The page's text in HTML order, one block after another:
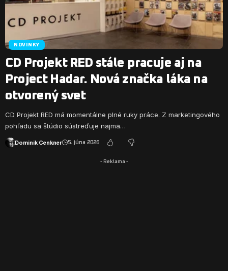
NOVINKY
CD Projekt RED stále pracuje aj na
Project Hadar. Nová značka láka na
otvorený svet
CD Projekt RED má momentálne plné ruky práce. Z marketingového
pohľadu sa štúdio sústreďuje najmä…
Dominik Cenkner 5. júna 2026
- Reklama -